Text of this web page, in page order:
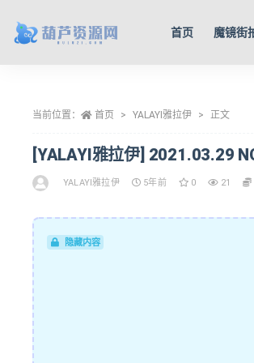
首页 魔镜街
当前位置： 首页 YALAYI雅拉伊 正文
[YALAYI雅拉伊] 2021.03.29
YALAYI雅拉伊 5年前 0 21
隐藏内容